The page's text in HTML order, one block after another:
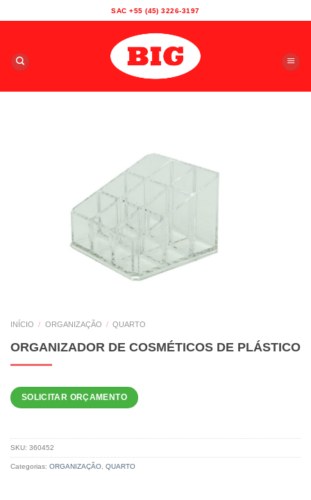
to
SAC +55 (45) 3226-3197
INÍCIO / ORGANIZAÇÃO / QUARTO
ORGANIZADOR DE COSMÉTICOS DE PLÁSTICO
SOLICITAR ORÇAMENTO
SKU: 360452
Categorias: ORGANIZAÇÃO QUARTO